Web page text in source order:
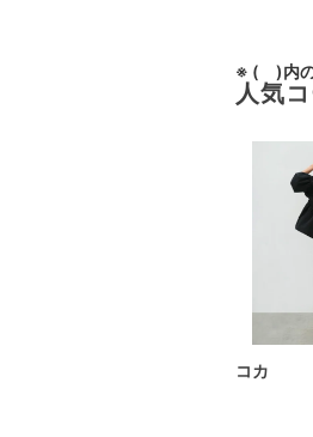
※ ( )内の
人気
コカ